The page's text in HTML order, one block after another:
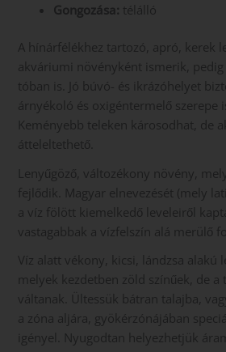
Gongozása: télálló
A hínárfélékhez tartozó, apró, kerek
akváriumi növényként ismerik, pedig
tóban is. Jó búvó- és ikrázóhelyet
árnyékoló és oxigéntermelő szerepe
Keményebb teleken károsodhat, de
átteleltethető.
Lenyűgöző, változékony növény,
fejlődik. Magyar elnevezését (mely
a víz fölött kiemelkedő leveleiről
vastagabbak a vízfelszín alá merülő
Víz alatt vékony, kicsi, lándzsa alakú
melyek kezdetben zöld színűek, de a
váltanak. Ültessük bátran talajba,
a zóna aljára, gyökérzónájában
igényel. Nyugodtan helyezhetjük